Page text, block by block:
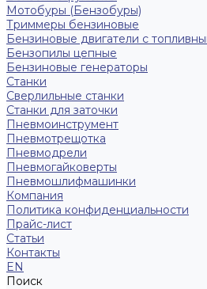
Мотобуры (Бензобуры)
Триммеры бензиновые
Бензиновые двигатели с
Бензопилы цепные
Бензиновые генераторы
Станки
Сверлильные станки
Станки для заточки
Пневмоинструмент
Пневмотрещотка
Пневмодрели
Пневмогайковерты
Пневмошлифмашинки
Компания
Политика конфиденциальности
Прайс-лист
Статьи
Контакты
EN
Поиск